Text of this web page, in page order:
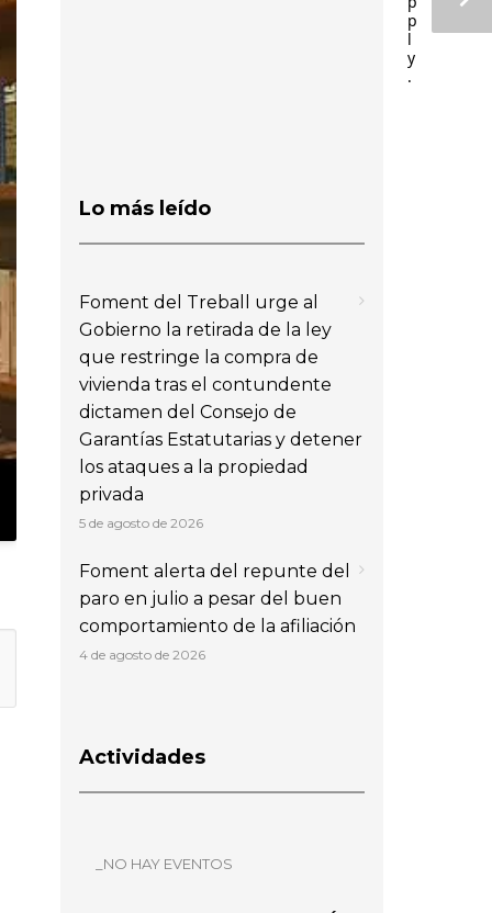
p
l
y
.
Lo más leído
Foment del Treball urge al
Gobierno la retirada de la ley
que restringe la compra de
vivienda tras el contundente
dictamen del Consejo de
Garantías Estatutarias y detener
los ataques a la propiedad
privada
5 de agosto de 2026
Foment alerta del repunte del
paro en julio a pesar del buen
comportamiento de la afiliación
4 de agosto de 2026
Actividades
_NO HAY EVENTOS